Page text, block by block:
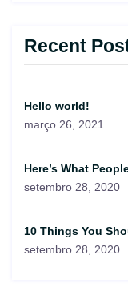
Recent
Hello world!
março 26, 2021
Here’s What
setembro 28, 2020
10 Things You
setembro 28, 2020